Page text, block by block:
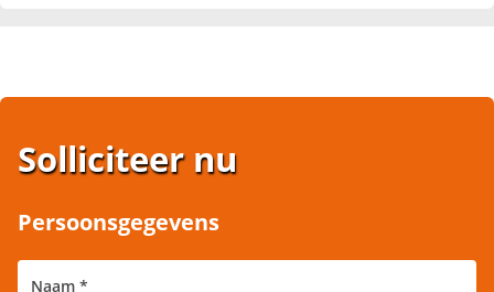
Solliciteer nu
Persoonsgegevens